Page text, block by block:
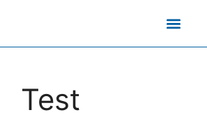
Test